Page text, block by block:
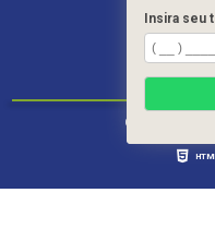
Copyright ©
HTML
Insira seu